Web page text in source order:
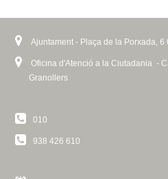
G
S
Ajuntament - Plaça de la Porxada,
Oficina d'Atenció a la Ciutadania -
Granollers
010
938 426 610